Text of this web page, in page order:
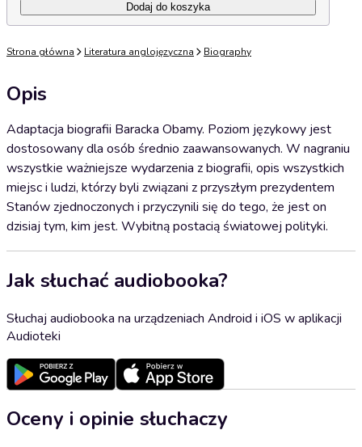
Dodaj do koszyka
Strona główna Literatura anglojęzyczna Biography
Opis
Adaptacja biografii Baracka Obamy. Poziom językowy jest
dostosowany dla osób średnio zaawansowanych. W nagraniu
wszystkie ważniejsze wydarzenia z biografii, opis wszystkich
miejsc i ludzi, którzy byli związani z przyszłym prezydentem
Stanów zjednoczonych i przyczynili się do tego, że jest on
dzisiaj tym, kim jest. Wybitną postacią światowej polityki.
Jak słuchać audiobooka?
Słuchaj audiobooka na urządzeniach Android i iOS w aplikacji
Audioteki
Oceny i opinie słuchaczy